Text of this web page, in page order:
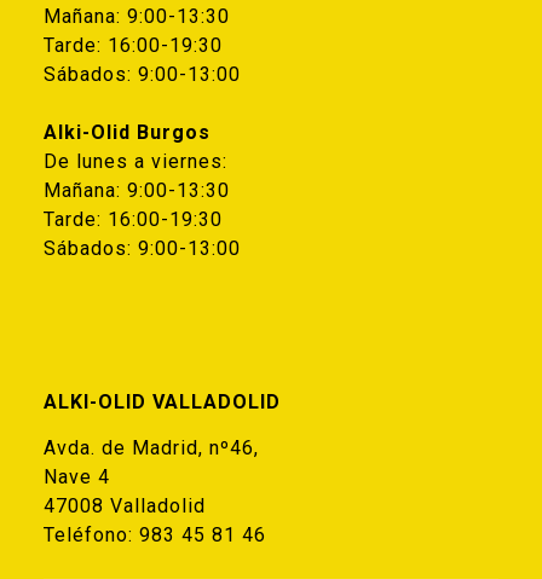
Mañana: 9:00-13:30
Tarde: 16:00-19:30
Sábados: 9:00-13:00
Alki-Olid Burgos
De lunes a viernes:
Mañana: 9:00-13:30
Tarde: 16:00-19:30
Sábados: 9:00-13:00
ALKI-OLID VALLADOLID
Avda. de Madrid, nº46,
Nave 4
47008 Valladolid
Teléfono: 983 45 81 46